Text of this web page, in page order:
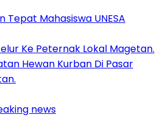
Tepat Mahasiswa UNESA
Ke Peternak Lokal Magetan.
Hewan Kurban Di Pasar
news